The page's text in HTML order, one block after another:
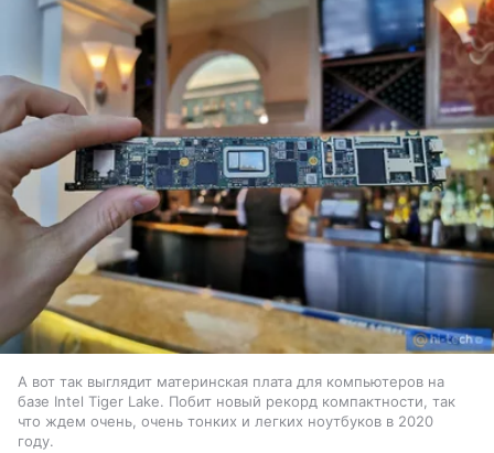
А вот так выглядит материнская плата для компьютеров на
базе Intel Tiger Lake. Побит новый рекорд компактности, так
что ждем очень, очень тонких и легких ноутбуков в 2020
году.